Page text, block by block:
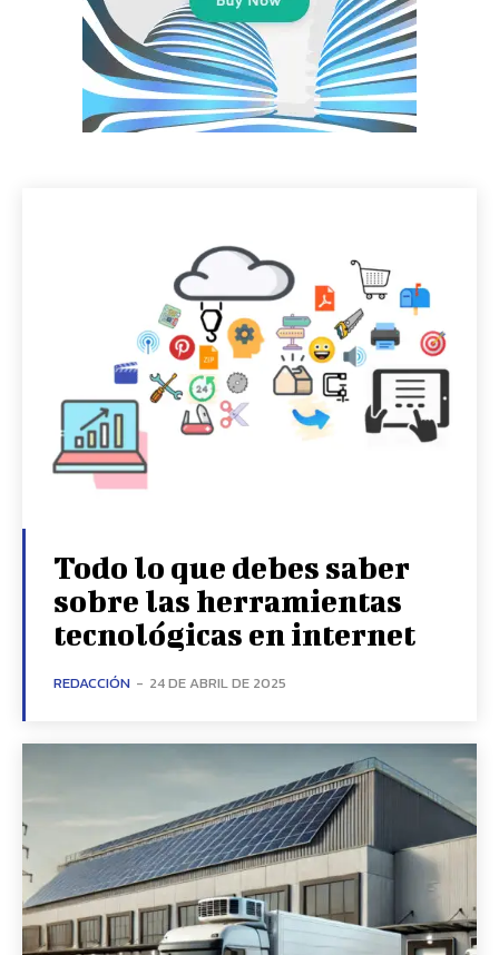
Todo lo que debes saber
sobre las herramientas
tecnológicas en internet
REDACCIÓN - 24 DE ABRIL DE 2025